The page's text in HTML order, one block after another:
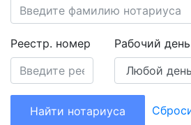
Реестр. номер Рабочий
Найти нотариуса